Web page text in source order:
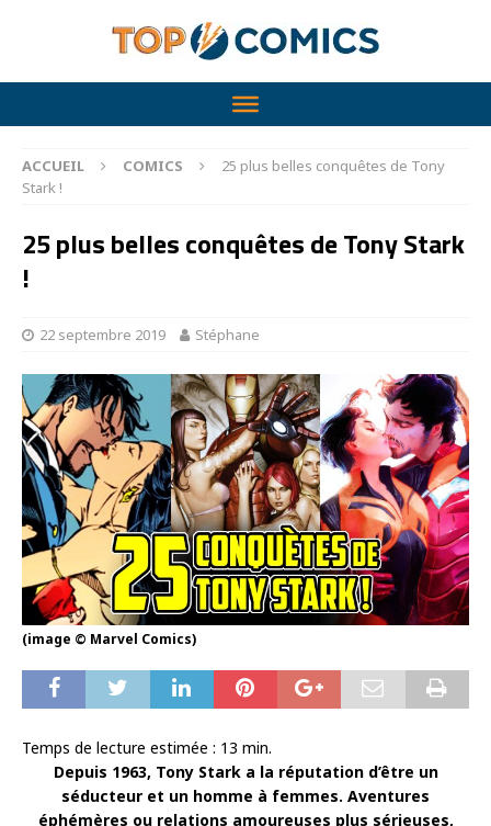
ACCUEIL COMICS
25 plus belles conquêtes de Tony
Stark !
25 plus belles conquêtes de Tony Stark
!
22 septembre 2019 Stéphane
(image © Marvel Comics)
Temps de lecture estimée : 13 min.
Depuis 1963, Tony Stark a la réputation d’être un
séducteur et un homme à femmes. Aventures
éphémères ou relations amoureuses plus sérieuses,